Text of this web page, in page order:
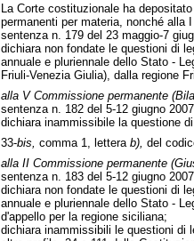
La Corte costituzionale ha
permanenti per materia, nonché alla
sentenza n. 179 del 23 maggio-7
dichiara non fondate le questioni di
annuale e pluriennale dello Stato -
Friuli-Venezia Giulia), dalla regione
alla V Commissione permanente
sentenza n. 182 del 5-12 giugno
dichiara inammissibile la questione
33-bis, comma 1, lettera b), del
alla II Commissione permanente
sentenza n. 183 del 5-12 giugno
dichiara non fondate le questioni di
annuale e pluriennale dello Stato -
d'appello per la regione siciliana;
dichiara inammissibili le questioni di